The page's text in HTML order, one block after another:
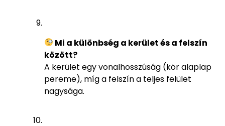
Mi a különbség a kerület és a felszín
között?
A kerület egy vonalhosszúság (kör alaplap
pereme), míg a felszín a teljes felület
nagysága.